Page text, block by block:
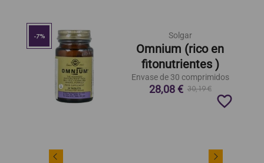
-7% Solgar
Omnium (rico en
fitonutrientes )
Envase de 30 comprimidos
28,08 € 30,19 €
favorite_border